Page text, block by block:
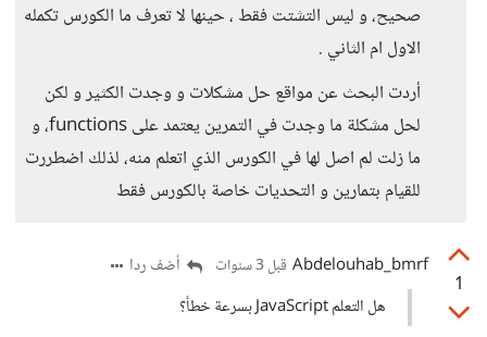
صحيح، و ليس التشتت فقط ، حينها لا تعرف ما الكورس تكمله
الاول ام الثاني .
أردت البحث عن مواقع حل مشكلات و وجدت الكثير و لكن
لحل مشكلة ما وجدت في التمرين يعتمد على functions، و
ما زلت لم اصل لها في الكورس الذي اتعلم منه، لذلك اضطررت
للقيام بتمارين و التحديات خاصة بالكورس فقط
1
Abdelouhab_bmrf قبل 3 سنوات
أضف ردا
هل التعلم JavaScript بسرعة خطأ؟